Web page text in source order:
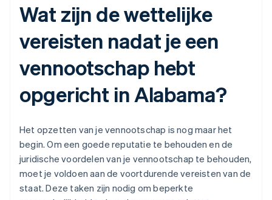
Wat zijn de wettelijke
vereisten nadat je een
vennootschap hebt
opgericht in Alabama?
Het opzetten van je vennootschap is nog maar het
begin. Om een goede reputatie te behouden en de
juridische voordelen van je vennootschap te behouden,
moet je voldoen aan de voortdurende vereisten van de
staat. Deze taken zijn nodig om beperkte